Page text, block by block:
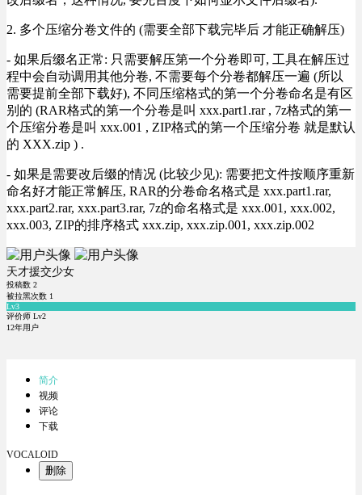
2. 多个压缩分卷文件的 (需要全部下载完毕后 才能正确解压)
- 如果后缀名正常: 只需要解压第一个分卷即可, 工具在解压过
程中会自动调用其他分卷, 不需要每个分卷都解压一遍 (所以
需要提前全部下载好), 不同压缩格式的第一个分卷命名是有区
别的 (RAR格式的第一个分卷是叫 xxx.part1.rar , 7z格式的第一
个压缩分卷是叫 xxx.001 , ZIP格式的第一个压缩分卷 就是默认
的 XXX.zip ) .
- 如果是需要改后缀的情况 (比较少见): 需要把文件按顺序重新
命名好才能正常解压, RAR的分卷命名格式是 xxx.part1.rar,
xxx.part2.rar, xxx.part3.rar, 7z的命名格式是 xxx.001, xxx.002,
xxx.003, ZIP的排序格式 xxx.zip, xxx.zip.001, xxx.zip.002
天才援交少女
投稿数 2
被拉黑次数 1
Lv3
评价师 Lv2
12年用户
简介
视频
评论
下载
VOCALOID
删除